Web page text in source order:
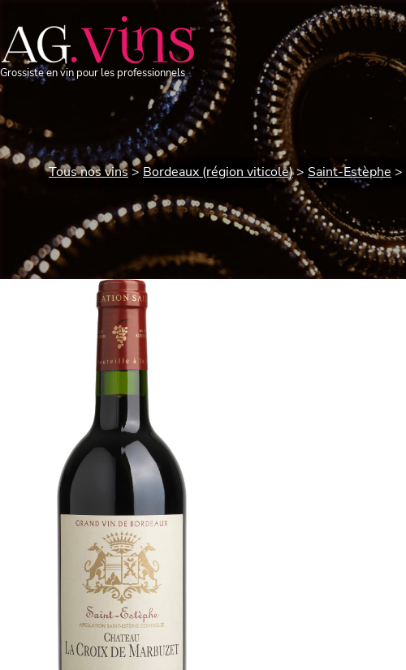
Grossiste en vin pour les professionnels
Tous nos vins Bordeaux (région viticole) Saint-Estèphe